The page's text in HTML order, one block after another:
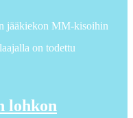
jääkiekon MM-kisoihin
on todettu
lohkon